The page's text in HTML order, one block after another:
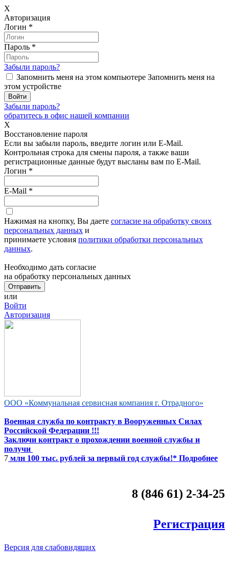
X
Авторизация
Логин *
Пароль *
Забыли пароль?
Запомнить меня на этом компьютере Запомнить меня на
этом устройстве
Забыли пароль?
обратитесь в офис нашей компании
X
Восстановление пароля
Если вы забыли пароль, введите логин или E-Mail.
Контрольная строка для смены пароля, а также ваши
регистрационные данные будут высланы вам по E-Mail.
Логин *
E-Mail *
Нажимая на кнопку, Вы даете согласие на обработку своих
персональных данных и
принимаете условия политики обработки персональных
данных.
Необходимо дать согласие
на обработку персональных данных
или
Войти
Авторизация
ООО «Коммунальная сервисная компания г. Отрадного»
Военная служба по контракту в Вооруженных Силах
Российской Федерации !!!
Заключи контракт о прохождении военной службы и
получи
7 млн 100 тыс. рублей за первый год службы!* Подробнее
8 (846 61) 2-34-25
Регистрация
Версия для слабовидящих